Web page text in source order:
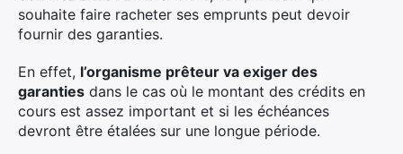
souhaite faire racheter ses emprunts peut devoir
fournir des garanties.
En effet, l’organisme prêteur va exiger des
garanties dans le cas où le montant des crédits en
cours est assez important et si les échéances
devront être étalées sur une longue période.